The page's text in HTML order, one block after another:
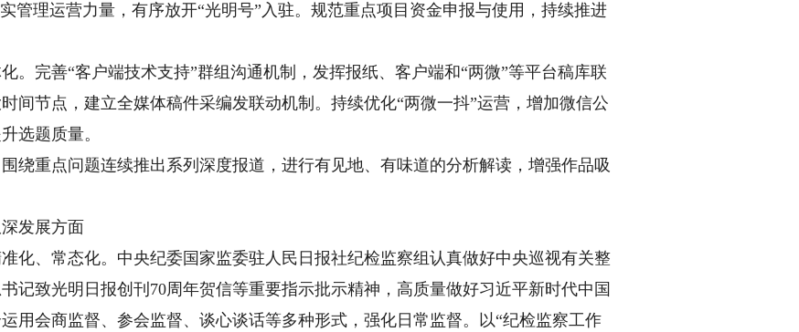
管理运营力量，有序放开“光明号”入驻。规范重点项目资金申报与使用，持续推进
完善“客户端技术支持”群组沟通机制，发挥报纸、客户端和“两微”等平台稿库联
间节点，建立全媒体稿件采编发联动机制。持续优化“两微一抖”运营，增加微信公
选题质量。
重点问题连续推出系列深度报道，进行有见地、有味道的分析解读，增强作品吸
发展方面
、常态化。中央纪委国家监委驻人民日报社纪检监察组认真做好中央巡视有关整
记致光明日报创刊70周年贺信等重要指示批示精神，高质量做好习近平新时代中国
用会商监督、参会监督、谈心谈话等多种形式，强化日常监督。以“纪检监察工作